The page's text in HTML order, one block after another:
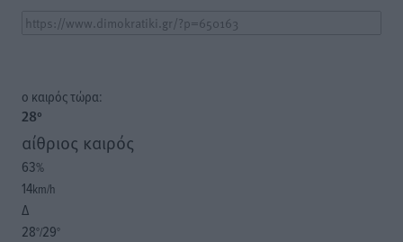
o καιρός τώρα:
28°
αίθριος καιρός
63%
14km/h
Δ
28°/29°